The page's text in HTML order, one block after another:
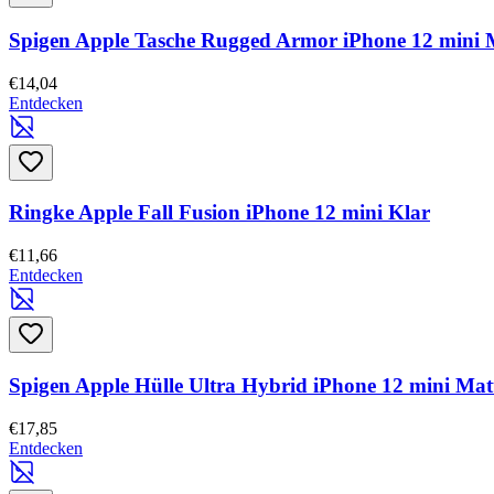
Spigen Apple Tasche Rugged Armor iPhone 12 mini
€14,04
Entdecken
Ringke Apple Fall Fusion iPhone 12 mini Klar
€11,66
Entdecken
Spigen Apple Hülle Ultra Hybrid iPhone 12 mini
€17,85
Entdecken